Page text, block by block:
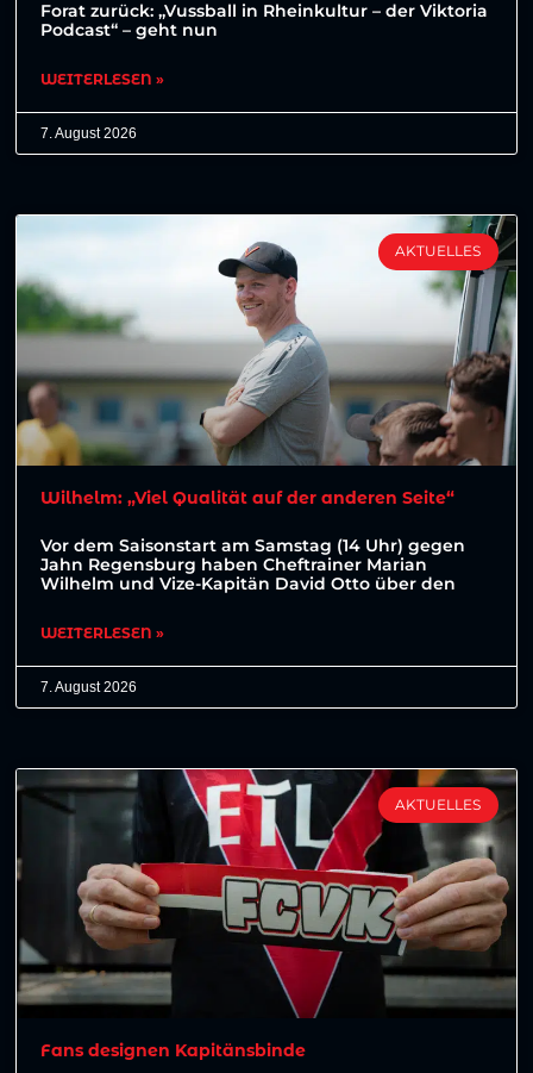
Forat zurück: „Vussball in Rheinkultur – der Viktoria
Podcast“ – geht nun
WEITERLESEN »
7. August 2026
AKTUELLES
Wilhelm: „Viel Qualität auf der anderen Seite“
Vor dem Saisonstart am Samstag (14 Uhr) gegen
Jahn Regensburg haben Cheftrainer Marian
Wilhelm und Vize-Kapitän David Otto über den
WEITERLESEN »
7. August 2026
AKTUELLES
Fans designen Kapitänsbinde